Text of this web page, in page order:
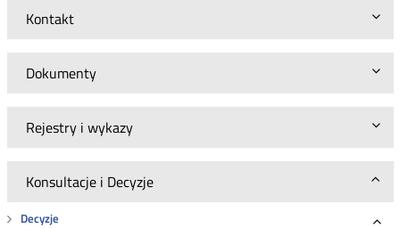
Kontakt
Dokumenty
Rejestry i wykazy
Konsultacje i Decyzje
Decyzje